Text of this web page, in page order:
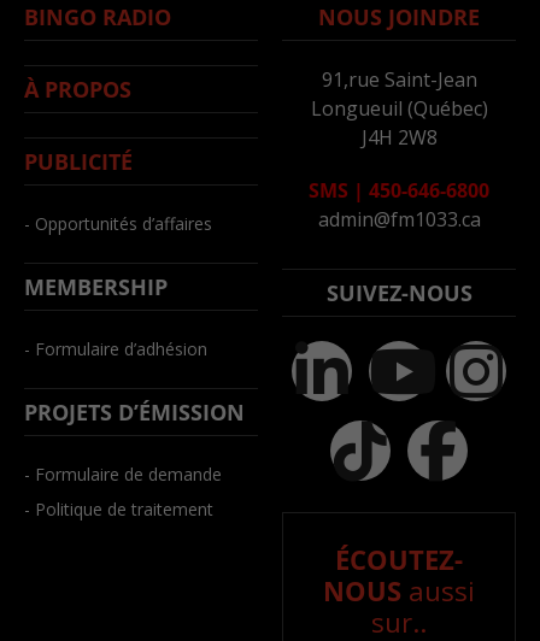
BINGO RADIO
À PROPOS
PUBLICITÉ
- Opportunités d’affaires
MEMBERSHIP
- Formulaire d’adhésion
PROJETS D’ÉMISSION
- Formulaire de demande
- Politique de traitement
NOUS JOINDRE
91,rue Saint-Jean
Longueuil (Québec)
J4H 2W8
SMS | 450-646-6800
admin@fm1033.ca
SUIVEZ-NOUS
ÉCOUTEZ-
NOUS aussi
sur..